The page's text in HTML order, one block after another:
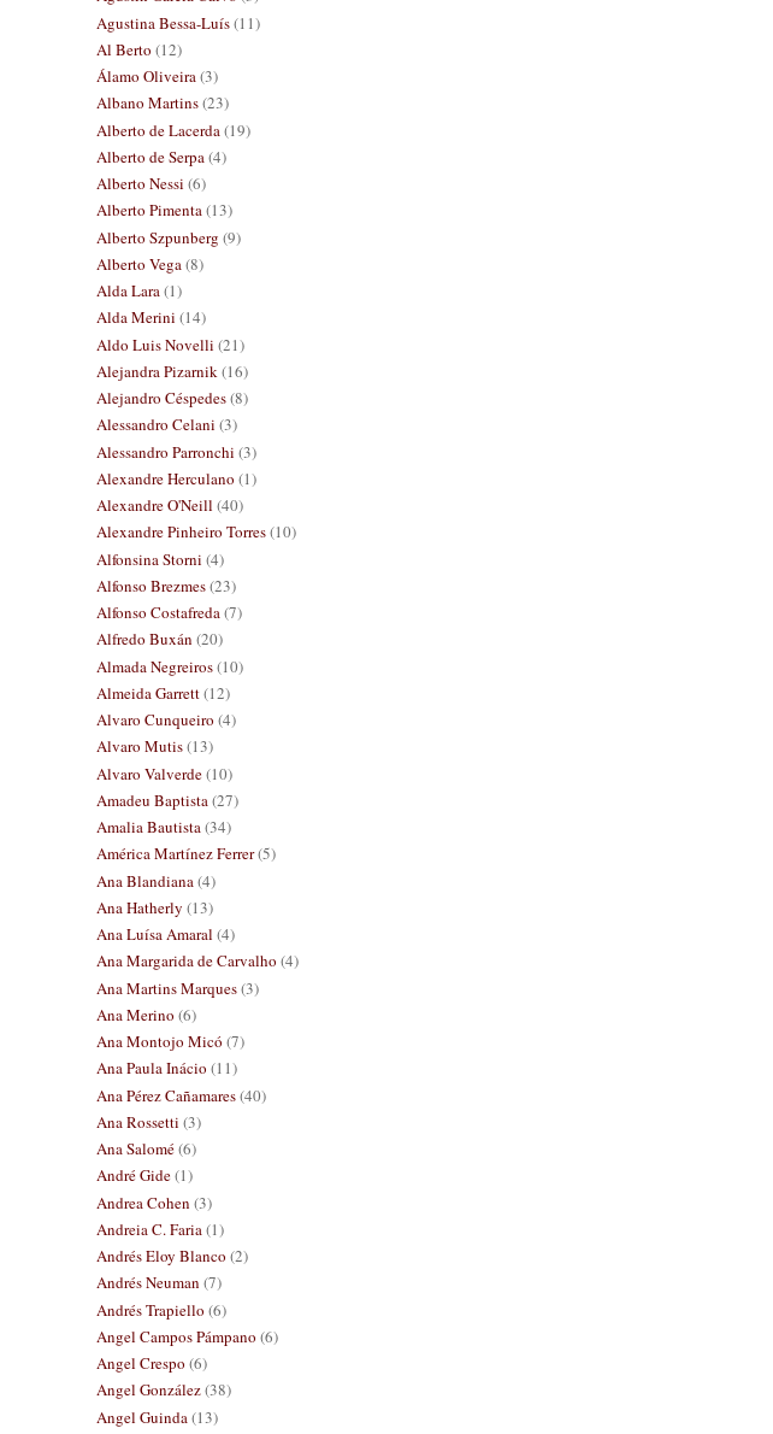
Agustina Bessa-Luís(11)
Al Berto (12)
Álamo Oliveira(3)
Albano Martins(23)
Alberto de Lacerda(19)
Alberto de Serpa(4)
Alberto Nessi (6)
Alberto Pimenta(13)
Alberto Szpunberg (9)
Alberto Vega(8)
Alda Lara(1)
Alda Merini (14)
Aldo Luis Novelli (21)
Alejandra Pizarnik(16)
Alejandro Céspedes(8)
Alessandro Celani (3)
Alessandro Parronchi (3)
Alexandre Herculano (1)
Alexandre O'Neill (40)
Alexandre Pinheiro Torres(10)
Alfonsina Storni (4)
Alfonso Brezmes(23)
Alfonso Costafreda(7)
Alfredo Buxán (20)
Almada Negreiros(10)
Almeida Garrett(12)
Alvaro Cunqueiro (4)
Alvaro Mutis(13)
Alvaro Valverde(10)
Amadeu Baptista(27)
Amalia Bautista(34)
América Martínez Ferrer(5)
Ana Blandiana(4)
Ana Hatherly (13)
Ana Luísa Amaral (4)
Ana Margarida de Carvalho (4)
Ana Martins Marques(3)
Ana Merino (6)
Ana Montojo Micó (7)
Ana Paula Inácio (11)
Ana Pérez Cañamares(40)
Ana Rossetti (3)
Ana Salomé(6)
André Gide(1)
Andrea Cohen (3)
Andreia C. Faria(1)
Andrés Eloy Blanco (2)
Andrés Neuman (7)
Andrés Trapiello (6)
Angel Campos Pámpano (6)
Angel Crespo (6)
Angel González(38)
Angel Guinda(13)